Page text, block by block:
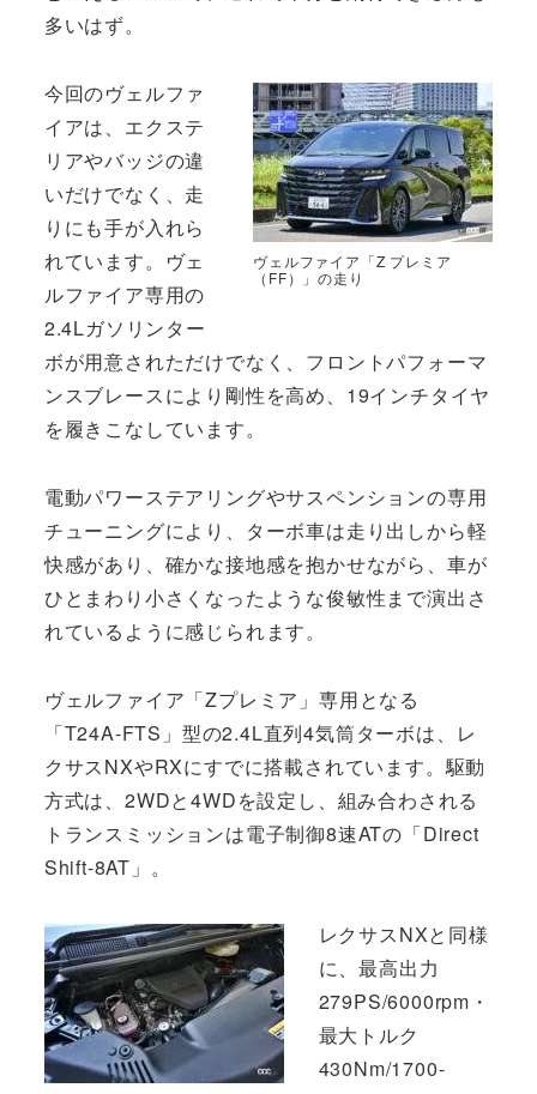
多いはず。
ヴェルファイア「Z プレミア
（FF）」の走り
今回のヴェルファ
イアは、エクステ
リアやバッジの違
いだけでなく、走
りにも手が入れら
れています。ヴェ
ルファイア専用の
2.4Lガソリンター
ボが用意されただけでなく、フロントパフォーマ
ンスブレースにより剛性を高め、19インチタイヤ
を履きこなしています。
電動パワーステアリングやサスペンションの専用
チューニングにより、ターボ車は走り出しから軽
快感があり、確かな接地感を抱かせながら、車が
ひとまわり小さくなったような俊敏性まで演出さ
れているように感じられます。
ヴェルファイア「Zプレミア」専用となる
「T24A-FTS」型の2.4L直列4気筒ターボは、レ
クサスNXやRXにすでに搭載されています。駆動
方式は、2WDと4WDを設定し、組み合わされる
トランスミッションは電子制御8速ATの「Direct
Shift-8AT」。
レクサスNXと同様
に、最高出力
279PS/6000rpm・
最大トルク
430Nm/1700-